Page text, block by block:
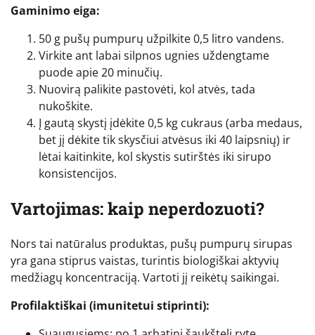
Gaminimo eiga:
50 g pušų pumpurų užpilkite 0,5 litro vandens.
Virkite ant labai silpnos ugnies uždengtame
puode apie 20 minučių.
Nuovirą palikite pastovėti, kol atvės, tada
nukoškite.
Į gautą skystį įdėkite 0,5 kg cukraus (arba medaus,
bet jį dėkite tik skysčiui atvėsus iki 40 laipsnių) ir
lėtai kaitinkite, kol skystis sutirštės iki sirupo
konsistencijos.
Vartojimas: kaip neperdozuoti?
Nors tai natūralus produktas, pušų pumpurų sirupas
yra gana stiprus vaistas, turintis biologiškai aktyvių
medžiagų koncentraciją. Vartoti jį reikėtų saikingai.
Profilaktiškai (imunitetui stiprinti):